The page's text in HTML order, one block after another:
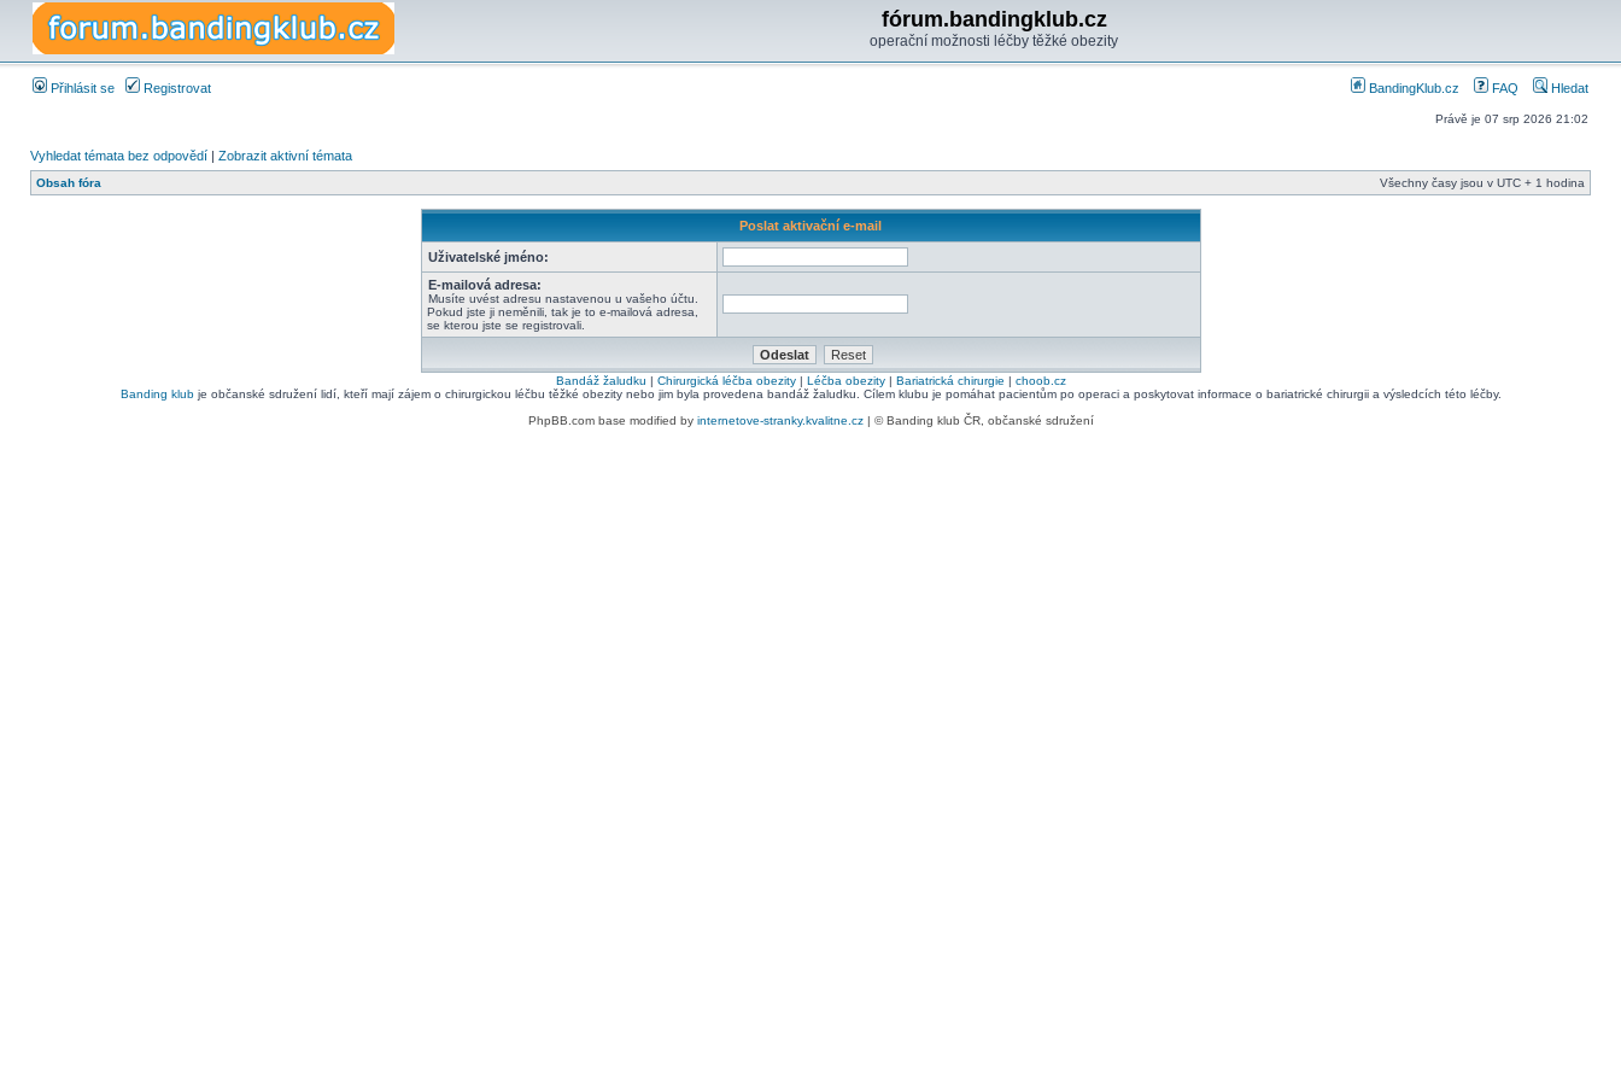
fórum.bandingklub.cz
operační možnosti léčby těžké obezity
Přihlásit se Registrovat BandingKlub.cz FAQ Hledat
Právě je 07 srp 2026 21:02
Vyhledat témata bez odpovědí | Zobrazit aktivní témata
Obsah fóra Všechny časy jsou v UTC + 1 hodina
Poslat aktivační e-mail
Uživatelské jméno:
E-mailová adresa:
Musíte uvést adresu nastavenou u vašeho účtu.
Pokud jste ji neměnili, tak je to e-mailová adresa,
se kterou jste se registrovali.
Bandáž žaludku | Chirurgická léčba obezity| Léčba obezity| Bariatrická chirurgie | choob.cz
Banding klubje občanské sdružení lidí, kteří mají zájem o chirurgickou léčbu těžké obezity nebo jim byla provedena bandáž žaludku. Cílem klubu je pomáhat pacientům po operaci a poskytovat informace o bariatrické chirurgii a výsledcích této léčby.
PhpBB.com base modified by internetove-stranky.kvalitne.cz| © Banding klub ČR, občanské sdružení